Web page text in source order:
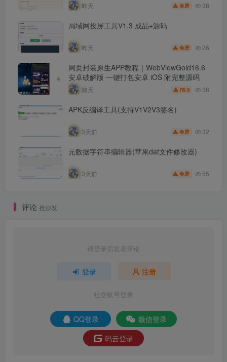
昨天 免费 38
局域网投屏工具V1.3 成品+源码
昨天 免费 26
网页封装原生APP教程｜WebViewGold16.6
安卓破解版 一键打包安卓 iOS 附完整源码
前天 R9.9 38
APK反编译工具(支持V1V2V3签名)
3天前 免费 32
元数据字符串编辑器(苹果dat文件修改器)
3天前 免费 55
评论 抢沙发
请登录后发表评论
登录 注册
社交账号登录
QQ登录
微信登录
码云登录